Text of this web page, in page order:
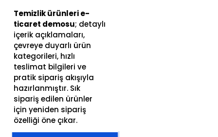
Temizlik ürünleri e-
ticaret demosu; detaylı
içerik açıklamaları,
çevreye duyarlı ürün
kategorileri, hızlı
teslimat bilgileri ve
pratik sipariş akışıyla
hazırlanmıştır. Sık
sipariş edilen ürünler
için yeniden sipariş
özelliği öne çıkar.